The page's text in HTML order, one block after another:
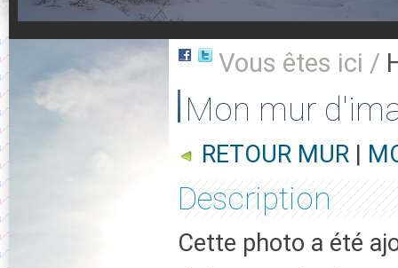
Vous êtes ici /
Mon mur
RETOUR MUR |
Description
Cette photo a été